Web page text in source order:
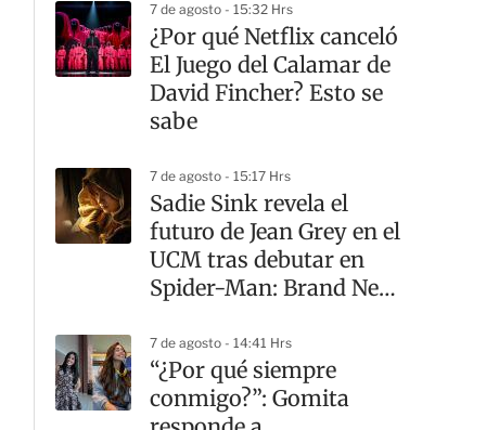
7 de agosto - 15:32 Hrs
¿Por qué Netflix canceló
El Juego del Calamar de
David Fincher? Esto se
sabe
7 de agosto - 15:17 Hrs
Sadie Sink revela el
futuro de Jean Grey en el
UCM tras debutar en
Spider-Man: Brand New
7 de agosto - 14:41 Hrs
“¿Por qué siempre
conmigo?”: Gomita